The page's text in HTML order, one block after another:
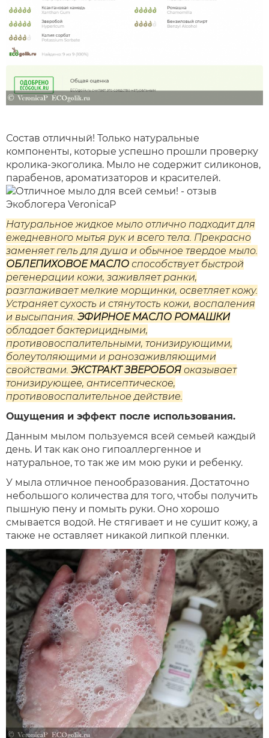
Состав отличный! Только натуральные
компоненты, которые успешно прошли проверку
кролика-экоголика. Мыло не содержит силиконов,
парабенов, ароматизаторов и красителей.
Натуральное жидкое мыло отлично подходит для
ежедневного мытья рук и всего тела. Прекрасно
заменяет гель для душа и обычное твердое мыло.
ОБЛЕПИХОВОЕ МАСЛО способствует быстрой
регенерации кожи, заживляет ранки,
разглаживает мелкие морщинки, осветляет кожу.
Устраняет сухость и стянутость кожи, воспаления
и высыпания. ЭФИРНОЕ МАСЛО РОМАШКИ
обладает бактерицидными,
противовоспалительными, тонизирующими,
болеутоляющими и ранозаживляющими
свойствами. ЭКСТРАКТ ЗВЕРОБОЯ оказывает
тонизирующее, антисептическое,
противовоспалительное действие.
Ощущения и эффект после использования.
Данным мылом пользуемся всей семьей каждый
день. И так как оно гипоаллергенное и
натуральное, то так же им мою руки и ребенку.
У мыла отличное пенообразования. Достаточно
небольшого количества для того, чтобы получить
пышную пену и помыть руки. Оно хорошо
смывается водой. Не стягивает и не сушит кожу, а
также не оставляет никакой липкой пленки.